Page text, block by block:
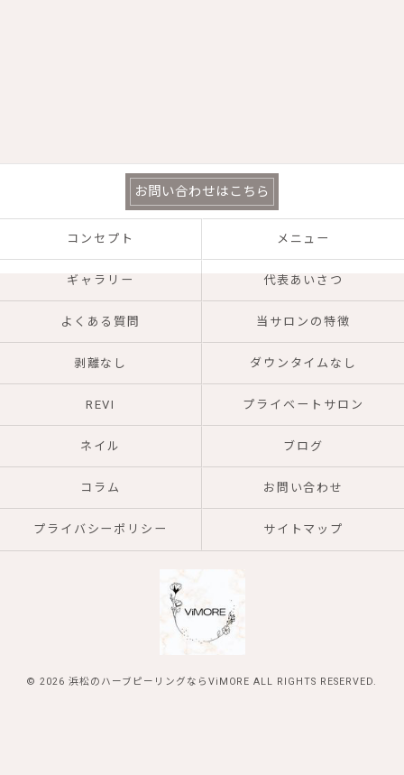
お問い合わせはこちら
コンセプト メニュー
ギャラリー 代表あいさつ
よくある質問 当サロンの特徴
剥離なし ダウンタイムなし
REVI プライベートサロン
ネイル ブログ
コラム お問い合わせ
プライバシーポリシー サイトマップ
© 2026 浜松のハーブピーリングならViMORE ALL RIGHTS RESERVED.